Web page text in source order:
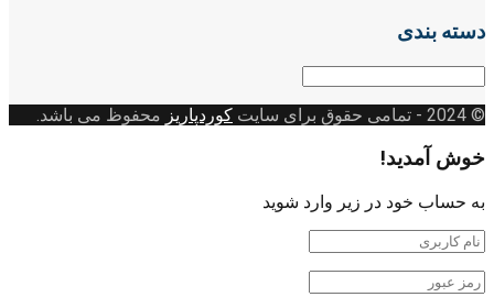
دسته بندی
دسته
© 2024
- تمامی حقوق برای سایت کوردپاریز محفوظ می باشد.
خوش آمدید!
به حساب خود در زیر وارد شوید